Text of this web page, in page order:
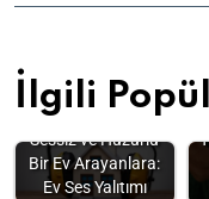
İlgili
Sessiz ve Huzurlu
Bir Ev Arayanlara:
Ev Ses Yalıtımı